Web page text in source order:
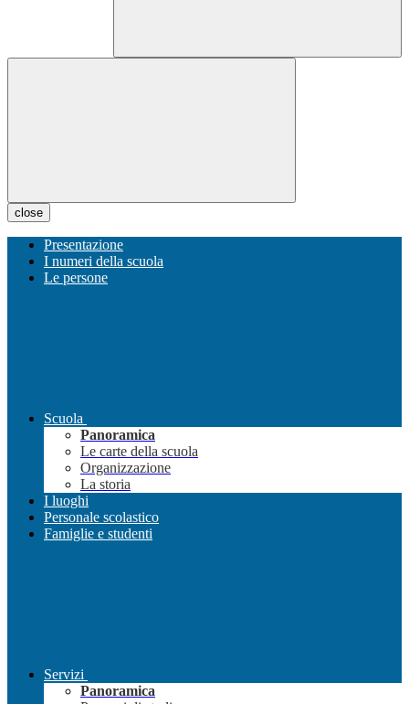
close
Presentazione
I numeri della scuola
Le persone
Scuola
Panoramica
Le carte della scuola
Organizzazione
La storia
I luoghi
Personale scolastico
Famiglie e studenti
Servizi
Panoramica